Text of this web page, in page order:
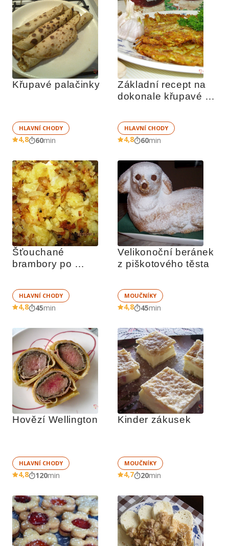
Křupavé palačinky
HLAVNÍ CHODY
4,8 60min
Základní recept na
dokonale křupavé
HLAVNÍ CHODY
4,8 60min
Šťouchané
brambory po
HLAVNÍ CHODY
4,8 45min
Velikonoční beránek
z piškotového těsta
MOUČNÍKY
4,8 45min
Hovězí Wellington
HLAVNÍ CHODY
4,8 120min
Kinder zákusek
MOUČNÍKY
4,7 20min